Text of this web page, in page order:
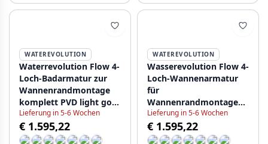
WATEREVOLUTION
Waterrevolution Flow 4-
Loch-Badarmatur zur
Wannenrandmontage
komplett PVD light gold
H T138HWGE
Lieferung in 5-6 Wochen
€ 1.595,22
WATEREVOLUTION
Wasserevolution Flow 4-
Loch-Wannenarmatur
für
Wannenrandmontage
komplett PVD
gebürstetes Kupfer H
T138HCPE
Lieferung in 5-6 Wochen
€ 1.595,22